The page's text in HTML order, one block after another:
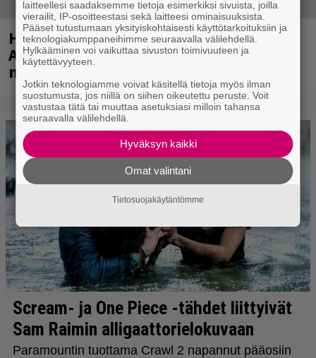
Huomenna se ilmestyy – CMX:stä tutun
A.W. Yrjänän uutuusalbumi om
mammuttimainen kokonaisuus
laitteellesi saadaksemme tietoja esimerkiksi sivuista, joilla
vierailit, IP-osoitteestasi sekä laitteesi ominaisuuksista.
Pääset tutustumaan yksityiskohtaisesti käyttötarkoituksiin ja
teknologiakumppaneihimme seuraavalla välilehdellä.
Hylkääminen voi vaikuttaa sivuston toimivuuteen ja
käytettävyyteen.
Jotkin teknologiamme voivat käsitellä tietoja myös ilman
suostumusta, jos niillä on siihen oikeutettu peruste. Voit
vastustaa tätä tai muuttaa asetuksiasi milloin tahansa
seuraavalla välilehdellä.
Hyväksyn kaikki
Omat valintani
Tietosuojakäytäntömme